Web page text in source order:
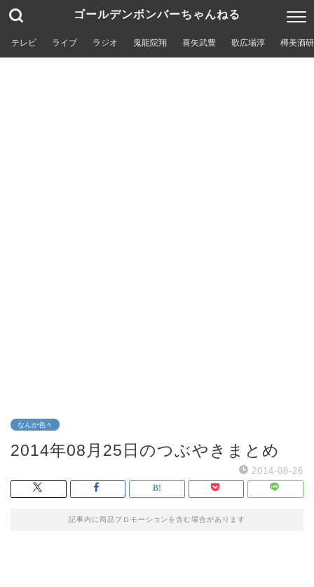
ゴールデンボンバーちゃんねる
テレビ ライブ ラジオ 鬼龍院翔 喜矢武豊 歌広場淳 樽美酒
なんか色々
2014年08月25日のつぶやきまとめ
2014-08-26
記事内に商品プロモーションを含む場合があります